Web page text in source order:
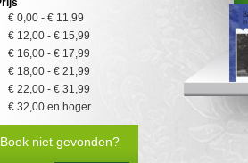
€ 0,00 - € 11,99
€ 12,00 - € 15,99
€ 16,00 - € 17,99
€ 18,00 - € 21,99
€ 22,00 - € 31,99
€ 32,00 en hoger
Boek niet gevonden?